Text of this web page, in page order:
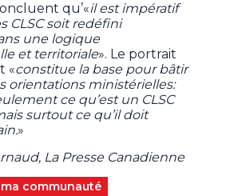
qu’«il est impératif
CLSC soit redéfini
une logique
et territoriale». Le portrait
«constitue la base pour bâtir
orientations ministérielles:
ce qu’est un CLSC
surtout ce qu’il doit
»
La Presse Canadienne
communauté